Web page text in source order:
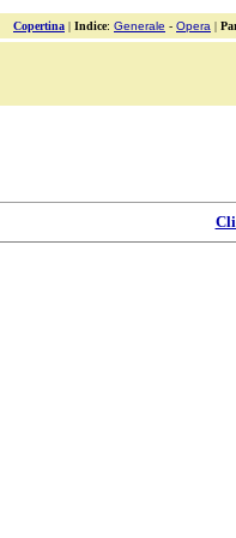
Copertina | Indice: Generale - Opera |